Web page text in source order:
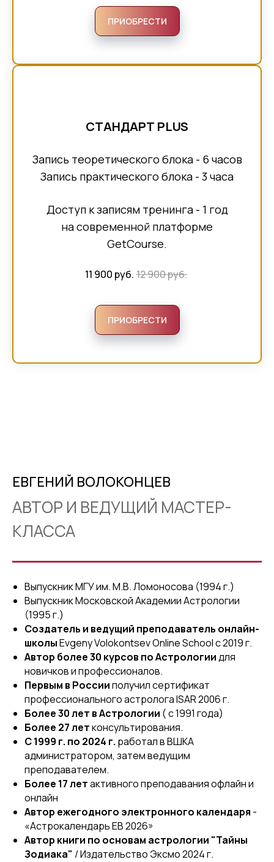
ПРИОБРЕСТИ
СТАНДАРТ PLUS
Запись теоретического блока - 6 часов
Запись практического блока - 3 часа
Доступ к записям тренинга - 1 год
на современной платформе
GetCourse.
11 900 руб. 12 900 руб.
ПРИОБРЕСТИ
ЕВГЕНИЙ ВОЛОКОНЦЕВ
АВТОР И ВЕДУЩИЙ МАСТЕР-
КЛАССА
Выпускник МГУ им. М.В. Ломоносова (1994 г.)
Выпускник Московской Академии Астрологии
(1995 г.)
Создатель и ведущий преподаватель онлайн-
школыEvgeny Volokontsev Online School с 2019 г.
Автор более 30 курсов по Астрологиидля
новичков и профессионалов.
Первым в Россииполучил сертификат
профессионального астролога ISAR 2006 г.
Более 30 лет в Астрологии ( с 1991 года)
Более 27 летконсультирования.
С 1999 г. по 2024 г. работал в ВШКА
администратором, затем ведущим
преподавателем.
Более 17 летактивного преподавания офлайн и
онлайн
Автор ежегодного электронного календаря -
«Астрокалендарь ЕВ 2026»
Автор книги по основам астрологии "Тайны
Зодиака" / Издательство Эксмо 2024 г.